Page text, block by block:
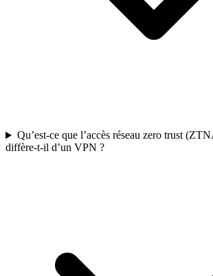
Qu’est-ce que l’accès réseau zero trust
diffère-t-il d’un VPN ?